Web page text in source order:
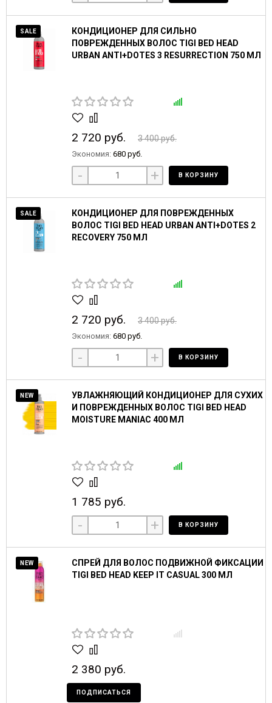
SALE
КОНДИЦИОНЕР ДЛЯ СИЛЬНО
ПОВРЕЖДЕННЫХ ВОЛОС TIGI BED HEAD
URBAN ANTI+DOTES 3 RESURRECTION 750 МЛ
2 720 руб. 3 400 руб.
Экономия: 680 руб.
- + В КОРЗИНУ
SALE
КОНДИЦИОНЕР ДЛЯ ПОВРЕЖДЕННЫХ
ВОЛОС TIGI BED HEAD URBAN ANTI+DOTES 2
RECOVERY 750 МЛ
2 720 руб. 3 400 руб.
Экономия: 680 руб.
- + В КОРЗИНУ
NEW
УВЛАЖНЯЮЩИЙ КОНДИЦИОНЕР ДЛЯ СУХИХ
И ПОВРЕЖДЕННЫХ ВОЛОС TIGI BED HEAD
MOISTURE MANIAC 400 МЛ
1 785 руб.
- + В КОРЗИНУ
NEW
СПРЕЙ ДЛЯ ВОЛОС ПОДВИЖНОЙ ФИКСАЦИИ
TIGI BED HEAD KEEP IT CASUAL 300 МЛ
2 380 руб.
ПОДПИСАТЬСЯ